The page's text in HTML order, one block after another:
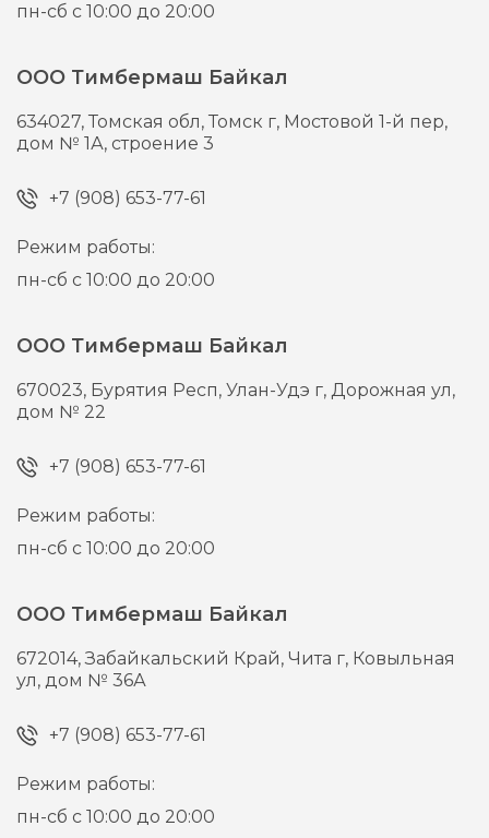
пн-сб с 10:00 до 20:00
ООО Тимбермаш Байкал
634027,Томская обл, Томск г, Мостовой 1-й пер,
дом № 1А, строение 3
+7 (908) 653-77-61
Режим работы:
пн-сб с 10:00 до 20:00
ООО Тимбермаш Байкал
670023, Бурятия Респ, Улан-Удэ г,Дорожная ул,
дом № 22
+7 (908) 653-77-61
Режим работы:
пн-сб с 10:00 до 20:00
ООО Тимбермаш Байкал
672014,Забайкальский Край, Чита г, Ковыльная
ул, дом № 36А
+7 (908) 653-77-61
Режим работы:
пн-сб с 10:00 до 20:00